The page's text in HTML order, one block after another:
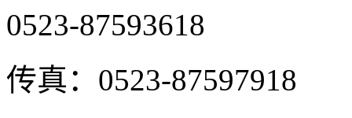
0523-87593618
传真： 0523-87597918